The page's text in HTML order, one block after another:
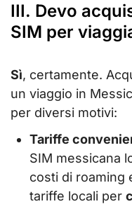
III. Devo
SIM per
Sì, certamente.
un viaggio in
per diversi motivi:
Tariffe
SIM messicana
costi di roaming
tariffe locali per